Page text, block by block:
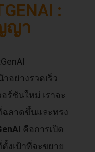
:
ญา
อย่างรวดเร็ว
ร์ชันใหม่ เราจะ
ลาดขึ้นและทรง
คือการเปิด
ตั้งเป้าที่จะขยาย